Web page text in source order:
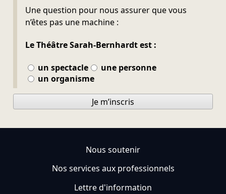
Une question pour nous assurer que vous
n’êtes pas une machine :
Le Théâtre Sarah-Bernhardt est :
un spectacle
une personne
un organisme
Ne pas remplir
Je m’inscris
Nous soutenir
Nos services aux professionnels
Lettre d'information